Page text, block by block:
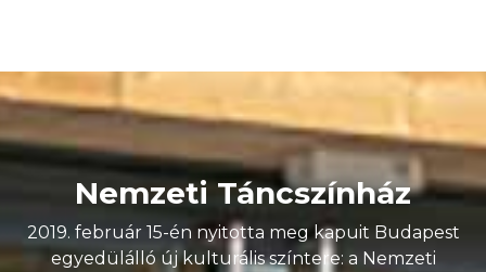
Nemzeti Táncszínház
2019. február 15-én nyitotta meg kapuit Budapest
egyedülálló új kulturális színtere: a Nemzeti